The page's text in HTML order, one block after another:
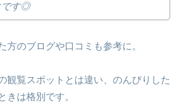
です◎
方のブログや口コミも参考に。
観覧スポットとは違い、のんびりした
きは格別です。